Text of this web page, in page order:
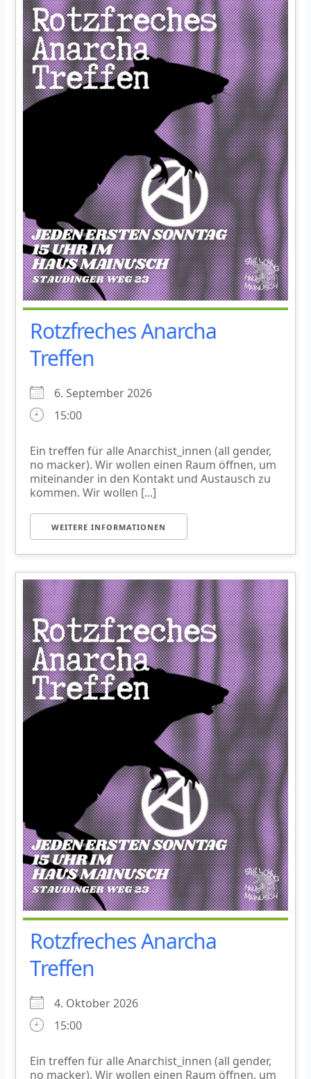
Rotzfreches Anarcha
Treffen
6. September 2026
15:00
Ein treffen für alle Anarchist_innen (all gender,
no macker). Wir wollen einen Raum öffnen, um
miteinander in den Kontakt und Austausch zu
kommen. Wir wollen [...]
WEITERE INFORMATIONEN
Rotzfreches Anarcha
Treffen
4. Oktober 2026
15:00
Ein treffen für alle Anarchist_innen (all gender,
no macker). Wir wollen einen Raum öffnen, um